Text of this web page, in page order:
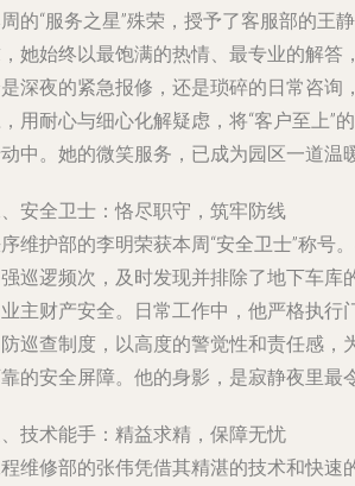
的“服务之星”殊荣，授予了客服部的王
她始终以最饱满的热情、最专业的解答
深夜的紧急报修，还是琐碎的日常咨询
用耐心与细心化解疑虑，将“客户至上”
中。她的微笑服务，已成为园区一道温
安全卫士：恪尽职守，筑牢防线
维护部的李明荣获本周“安全卫士”称号
巡逻频次，及时发现并排除了地下车库
主财产安全。日常工作中，他严格执行
巡查制度，以高度的警觉性和责任感，
的安全屏障。他的身影，是寂静夜里最
技术能手：精益求精，保障无忧
维修部的张伟凭借其精湛的技术和快速